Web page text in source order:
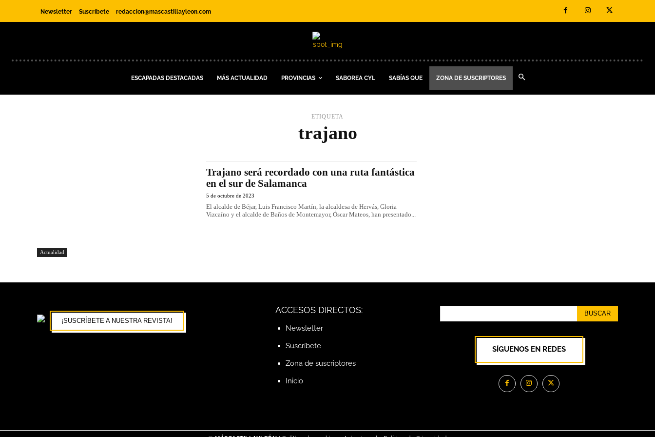
Newsletter Suscríbete redaccion@mascastillayleon.com
ESCAPADAS DESTACADAS MÁS ACTUALIDAD PROVINCIAS SABOREA CYL SABÍAS QUE ZONA DE SUSCRIPTORES
ETIQUETA
trajano
Actualidad
Trajano será recordado con una ruta fantástica
en el sur de Salamanca
5 de octubre de 2023
El alcalde de Béjar, Luis Francisco Martín, la alcaldesa de Hervás, Gloria
Vizcaíno y el alcalde de Baños de Montemayor, Óscar Mateos, han presentado...
¡SUSCRÍBETE A NUESTRA REVISTA!
ACCESOS DIRECTOS:
Newsletter
Suscríbete
Zona de suscriptores
Inicio
BUSCAR
SÍGUENOS EN REDES